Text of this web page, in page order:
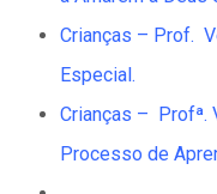
Crianças – Prof.
Especial.
Crianças – Profª.
Processo de